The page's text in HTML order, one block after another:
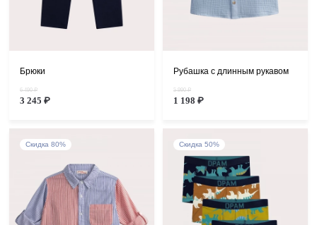
Брюки
6 490 ₽
3 245 ₽
Рубашка с длинным рукавом
5 990 ₽
1 198 ₽
Скидка 80% Скидка 50%